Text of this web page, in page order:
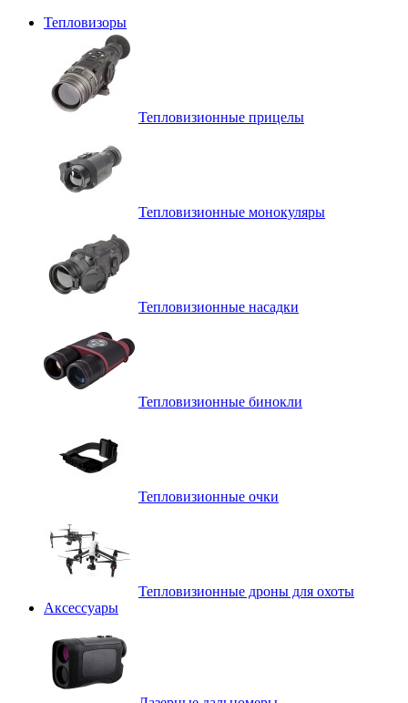
Тепловизоры
Тепловизионные прицелы
Тепловизионные монокуляры
Тепловизионные насадки
Тепловизионные бинокли
Тепловизионные очки
Тепловизионные дроны для охоты
Аксессуары